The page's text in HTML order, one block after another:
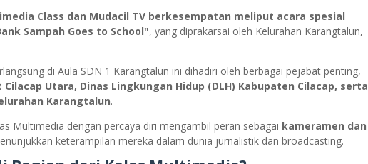
Class dan Mudacil TV berkesempatan meliput acara spesial
Sampah Goes to School", yang diprakarsai oleh Kelurahan Karangtalun,
di Aula SDN 1 Karangtalun ini dihadiri oleh berbagai pejabat penting,
Cilacap Utara, Dinas Lingkungan Hidup (DLH) Kabupaten Cilacap, serta
Karangtalun.
Multimedia dengan percaya diri mengambil peran sebagai kameramen dan
keterampilan mereka dalam dunia jurnalistik dan broadcasting.